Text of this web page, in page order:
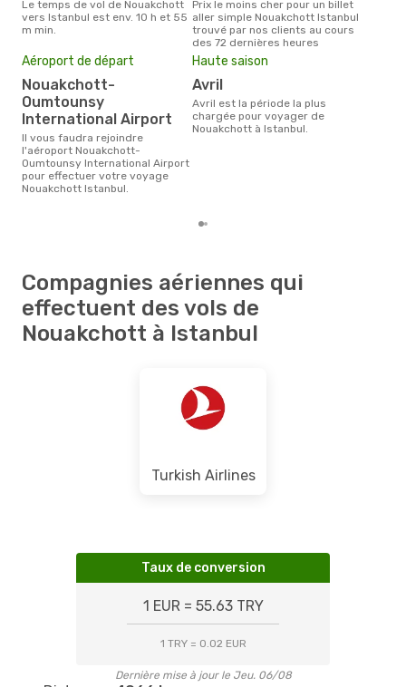
Le temps de vol de Nouakchott
vers Istanbul est env. 10 h et 55
m min.
Prix le moins cher pour un billet
aller simple Nouakchott Istanbul
trouvé par nos clients au cours
des 72 dernières heures
Aéroport de départ
Nouakchott-
Oumtounsy
International Airport
Il vous faudra rejoindre
l'aéroport Nouakchott-
Oumtounsy International Airport
pour effectuer votre voyage
Nouakchott Istanbul.
Haute saison
avril
avril est la période la plus
chargée pour voyager de
Nouakchott à Istanbul.
Compagnies aériennes qui
effectuent des vols de
Nouakchott à Istanbul
Turkish Airlines
Taux de conversion
1 EUR = 55.63 TRY
1 TRY = 0.02 EUR
Dernière mise à jour le Jeu. 06/08